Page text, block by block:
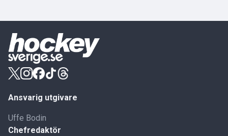
Ansvarig utgivare
Uffe Bodin
Chefredaktör